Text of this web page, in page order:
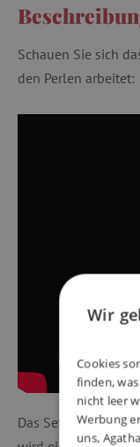
Schauen Sie sich
den Perlen arbeitet:
Das Set aus Glitter
Wir
Cookies
finden,
nicht leer
Werbung
uns,